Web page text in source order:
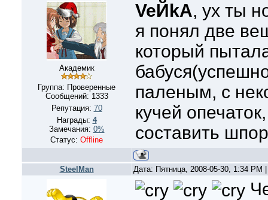
Академик
Группа: Проверенные
Сообщений: 1333
Репутация: 70
Награды: 4
Замечания: 0%
Статус: Offline
VeЙkA, ух ты
я понял две
который
паленым, с
кучей
составить
SteelMan Дата: Пятница, 2008-05-30, 1:34